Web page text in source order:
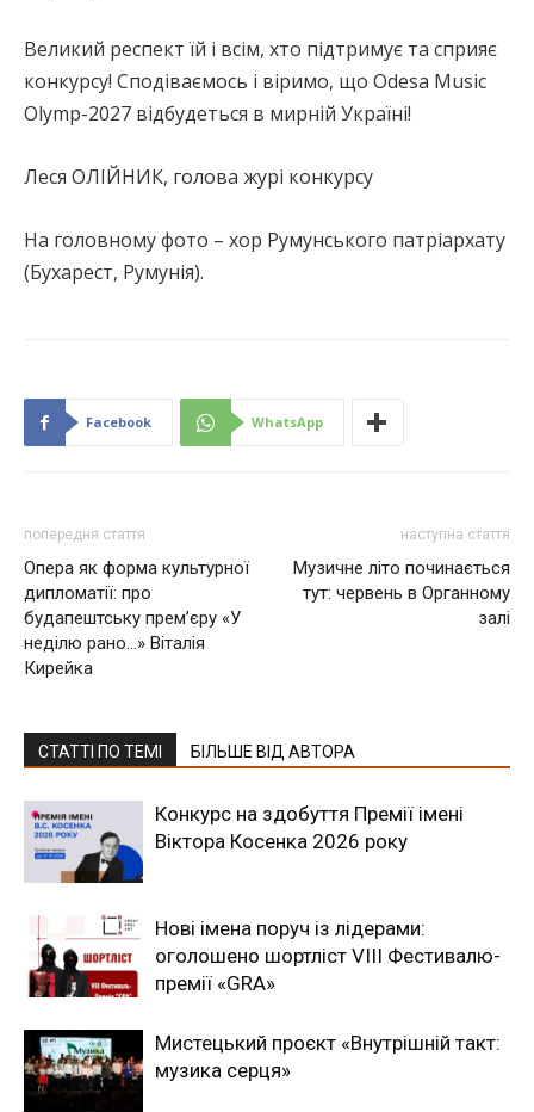
Великий респект їй і всім, хто підтримує та сприяє
конкурсу! Сподіваємось і віримо, що Odesa Music
Olymp-2027 відбудеться в мирній Україні!
Леся ОЛІЙНИК, голова журі конкурсу
На головному фото – хор Румунського патріархату
(Бухарест, Румунія).
Facebook WhatsApp
попередня стаття
Опера як форма культурної
дипломатії: про
будапештську прем’єру «У
неділю рано…» Віталія
Кирейка
наступна стаття
Музичне літо починається
тут: червень в Органному
залі
СТАТТІ ПО ТЕМІ БІЛЬШЕ ВІД АВТОРА
Конкурс на здобуття Премії імені
Віктора Косенка 2026 року
Нові імена поруч із лідерами:
оголошено шортліст VIII Фестивалю-
премії «GRA»
Мистецький проєкт «Внутрішній такт:
музика серця»